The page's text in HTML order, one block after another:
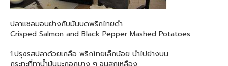
ปลาแซลมอนย่างกับมันบดพริกไทยดำ
Crisped Salmon and Black Pepper Mashed Potatoes
1.ปรุงรสปลาด้วยเกลือ พริกไทยเล็กน้อย นำไปย่างบน